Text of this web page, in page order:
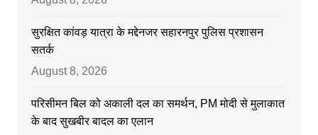
सुरक्षित कांवड़ यात्रा के मद्देनजर सहारनपुर पुलिस प्रशासन
सतर्क
August 8, 2026
परिसीमन बिल को अकाली दल का समर्थन, PM मोदी से मुलाकात
के बाद सुखबीर बादल का एलान